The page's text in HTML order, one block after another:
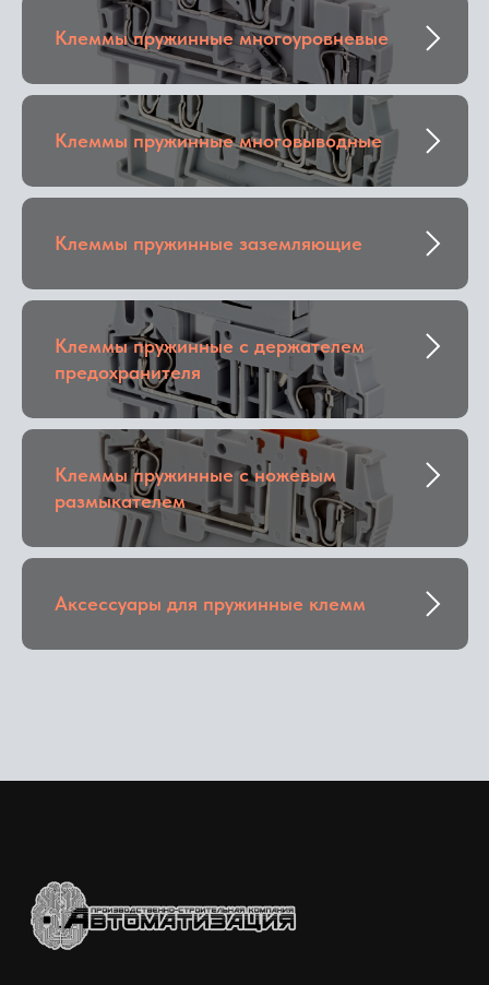
Клеммы пружинные многоуровневые
Клеммы пружинные многовыводные
Клеммы пружинные заземляющие
Клеммы пружинные с держателем
предохранителя
Клеммы пружинные с ножевым
размыкателем
Аксессуары для пружинные клемм